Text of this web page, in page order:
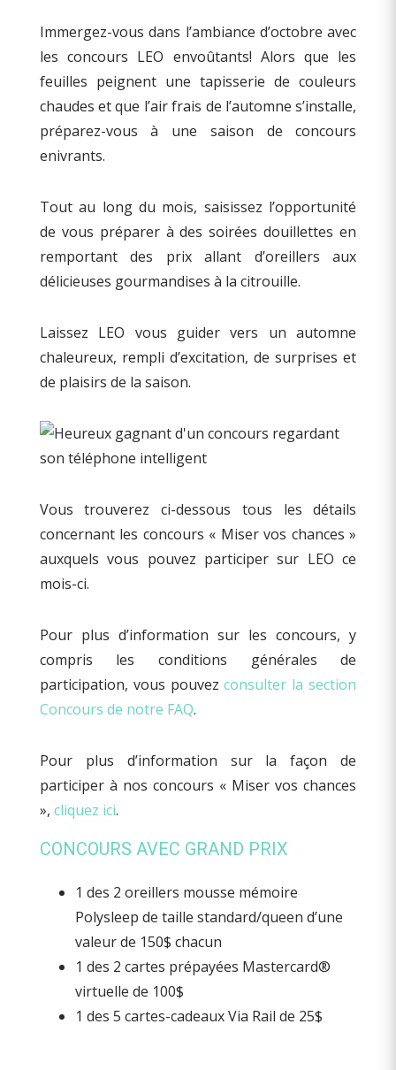
Immergez-vous dans l’ambiance d’octobre avec
les concours LEO envoûtants! Alors que les
feuilles peignent une tapisserie de couleurs
chaudes et que l’air frais de l’automne s’installe,
préparez-vous à une saison de concours
enivrants.
Tout au long du mois, saisissez l’opportunité
de vous préparer à des soirées douillettes en
remportant des prix allant d’oreillers aux
délicieuses gourmandises à la citrouille.
Laissez LEO vous guider vers un automne
chaleureux, rempli d’excitation, de surprises et
de plaisirs de la saison.
Vous trouverez ci-dessous tous les détails
concernant les concours « Miser vos chances »
auxquels vous pouvez participer sur LEO ce
mois-ci.
Pour plus d’information sur les concours, y
compris les conditions générales de
participation, vous pouvezconsulter la section
Concours de notre FAQ.
Pour plus d’information sur la façon de
participer à nos concours « Miser vos chances
», cliquez ici.
CONCOURS AVEC GRAND PRIX
1 des 2 oreillers mousse mémoire
Polysleep de taille standard/queen d’une
valeur de 150$ chacun
1 des 2 cartes prépayées Mastercard®
virtuelle de 100$
1 des 5 cartes-cadeaux Via Rail de 25$